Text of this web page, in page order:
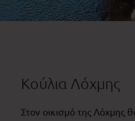
Κούλια Λόχμης
Στον οικισμό της Λόχμης